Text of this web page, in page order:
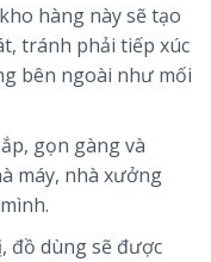
hàng này sẽ tạo
tránh phải tiếp xúc
bên ngoài như mối
gọn gàng và
máy, nhà xưởng
đồ dùng sẽ được